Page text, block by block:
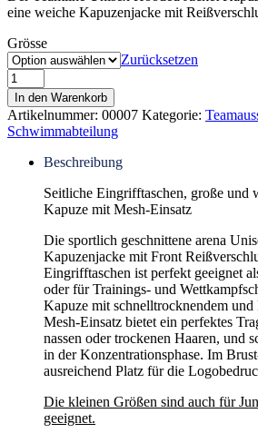
eine weiche Kapuzenjacke mit
Grösse
Zurücksetzen
In den Warenkorb
Artikelnummer: 00007 Kategorie:
Schwimmabteilung
Beschreibung
Seitliche Eingrifftaschen, große und
Kapuze mit Mesh-Einsatz
Die sportlich geschnittene arena
Kapuzenjacke mit Front
Eingrifftaschen ist perfekt geeignet
oder für Trainings- und
Kapuze mit schnelltrocknendem und
Mesh-Einsatz bietet ein perfektes
nassen oder trockenen Haaren, und
in der Konzentrationsphase. Im
ausreichend Platz für die
Die kleinen Größen sind auch für
geeignet.